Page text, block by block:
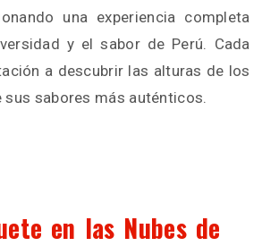
una experiencia completa
y el sabor de Perú. Cada
a descubrir las alturas de los
sus sabores más auténticos.
en las Nubes de